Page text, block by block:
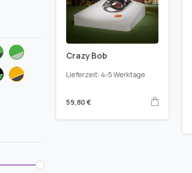
Crazy Bob
Lieferzeit: 4-5 Werktage
59,80€
gruen-
silber
sonderfarbe-
2025-